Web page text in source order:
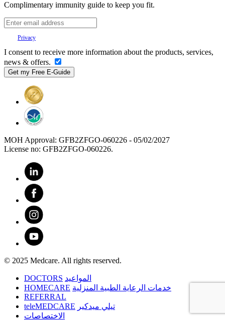
Complimentary immunity guide to keep you fit.
Privacy
I consent to receive more information about the products, services,
news & offers.
MOH Approval: GFB2ZFGO-060226 - 05/02/2027
License no: GFB2ZFGO-060226.
© 2025 Medcare. All rights reserved.
DOCTORS المواعيد
HOMECARE خدمات الرعاية الطبية المنزلية
REFERRAL
teleMEDCARE تيلي ميدكير
الاختصاصات